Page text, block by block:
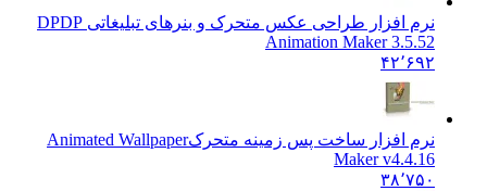
نرم افزار طراحی عکس متحرک و بنرهای تبلیغاتی DPDP
Animation Maker 3.5.52
۴۲٬۶۹۲
نرم افزار ساخت پس زمینه متحرکAnimated Wallpaper
Maker v4.4.16
۳۸٬۷۵۰